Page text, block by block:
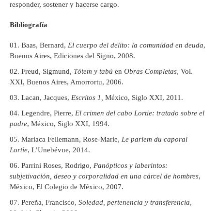
responder, sostener y hacerse cargo.
Bibliografía
Baas, Bernard, El cuerpo del delito: la comunidad en deuda,
Buenos Aires, Ediciones del Signo, 2008.
Freud, Sigmund, Tótem y tabú en Obras Completas, Vol.
XXI, Buenos Aires, Amorrortu, 2006.
Lacan, Jacques, Escritos 1, México, Siglo XXI, 2011.
Legendre, Pierre, El crimen del cabo Lortie: tratado sobre el
padre, México, Siglo XXI, 1994.
Mariaca Fellemann, Rose-Marie, Le parlem du caporal
Lortie, L’Unebévue, 2014.
Parrini Roses, Rodrigo, Panópticos y laberintos:
subjetivación, deseo y corporalidad en una cárcel de hombres,
México, El Colegio de México, 2007.
Pereña, Francisco, Soledad, pertenencia y transferencia,